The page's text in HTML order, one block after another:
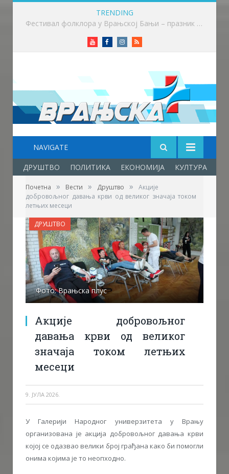
TRENDING
Приређен пријем за учеснике Фестивала фолклора у Врањској Бањи
YoutubeFacebookInstagram
RSS
NAVIGATE
ДРУШТВО ПОЛИТИКА ЕКОНОМИЈА КУЛТУРА
Почетна » Вести » Друштво »
Акције
добровољног давања крви од великог значаја током
летњих месеци
Фото: Врањска плус
Акције добровољног
давања крви од великог
значаја током летњих
месеци
9. ЈУЛА 2026.
ДРУШТВО
У Галерији Народног универзитета у Врању
организована је акција добровољног давања крви
којој се одазвао велики број грађана како би помогли
онима којима је то неопходно.